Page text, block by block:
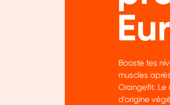
Booste tes
muscles
Orangefit. Le
d'origine